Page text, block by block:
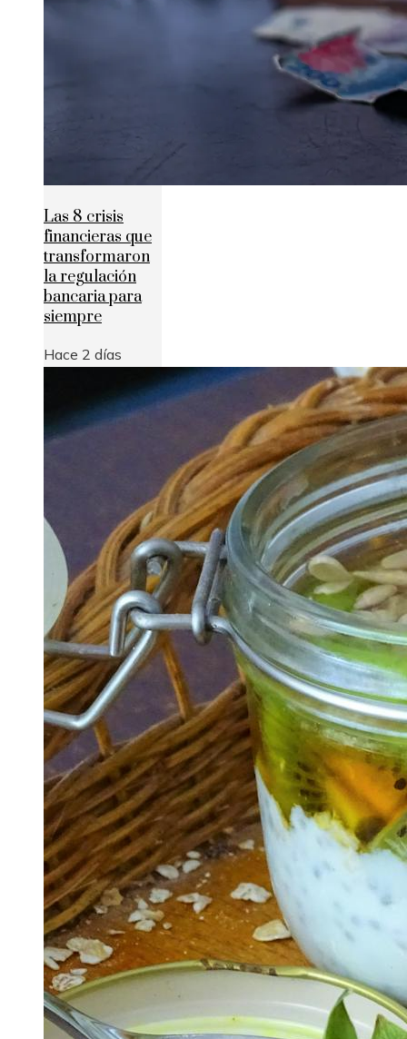
Las 8 crisis
financieras que
transformaron
la regulación
bancaria para
siempre
Hace 2 días